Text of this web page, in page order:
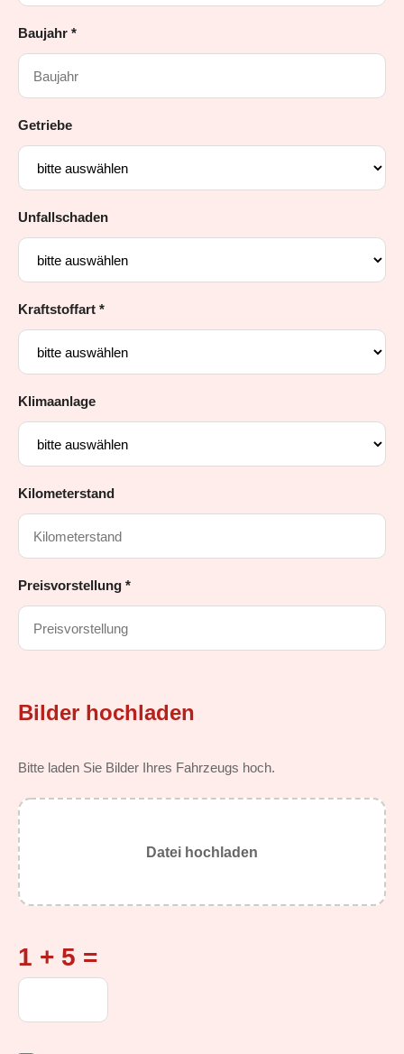
Baujahr *
Getriebe
Unfallschaden
Kraftstoffart *
Klimaanlage
Kilometerstand
Preisvorstellung *
Bilder hochladen
Bitte laden Sie Bilder Ihres Fahrzeugs hoch.
Datei hochladen
1 + 5 =